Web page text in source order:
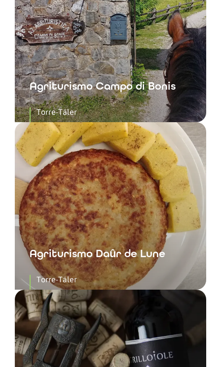
Agriturismo Campo di Bonis
Torre-Täler
Agriturismo Daûr de Lune
Torre-Täler